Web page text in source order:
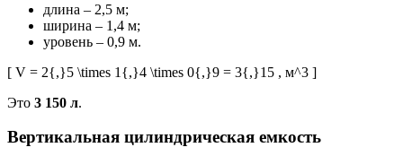
длина – 2,5 м;
ширина – 1,4 м;
уровень – 0,9 м.
[ V = 2{,}5 \times 1{,}4 \times 0{,}9 = 3{,}15 , м^3 ]
Это 3 150 л.
Вертикальная цилиндрическая емкость